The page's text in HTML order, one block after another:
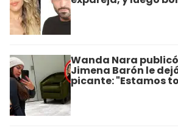
Wanda Nara
Jimena Barón le
picante: "Estamos